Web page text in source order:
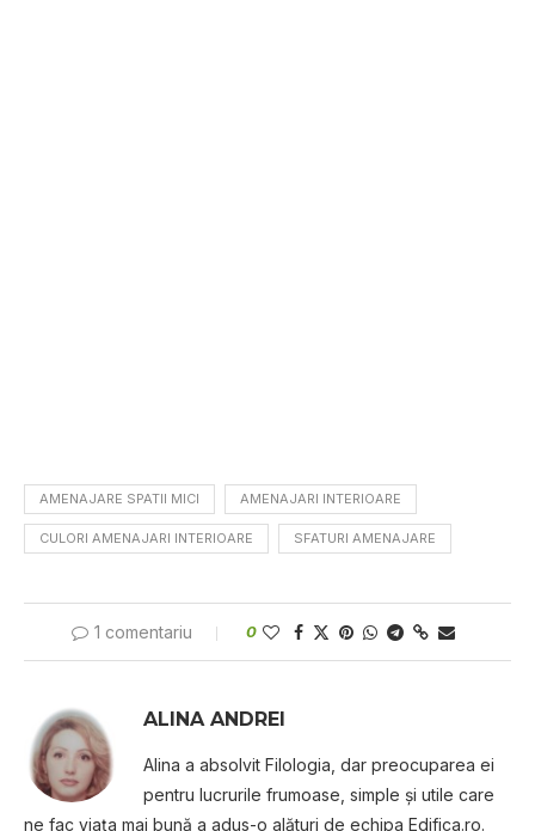
AMENAJARE SPATII MICI AMENAJARI INTERIOARE
CULORI AMENAJARI INTERIOARE SFATURI AMENAJARE
1 comentariu 0
ALINA ANDREI
Alina a absolvit Filologia, dar preocuparea ei
pentru lucrurile frumoase, simple şi utile care
ne fac viaţa mai bună a adus-o alături de echipa Edifica.ro.